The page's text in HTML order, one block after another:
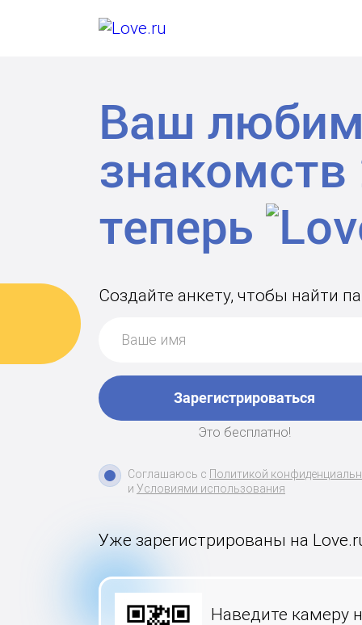
Ваш
знакомств
теперь
Создайте анкету, чтобы найти
Зарегистрироваться
Это бесплатно!
Соглашаюсь с Политикой
и Условиями использования
Уже зарегистрированы на
Наведите камеру